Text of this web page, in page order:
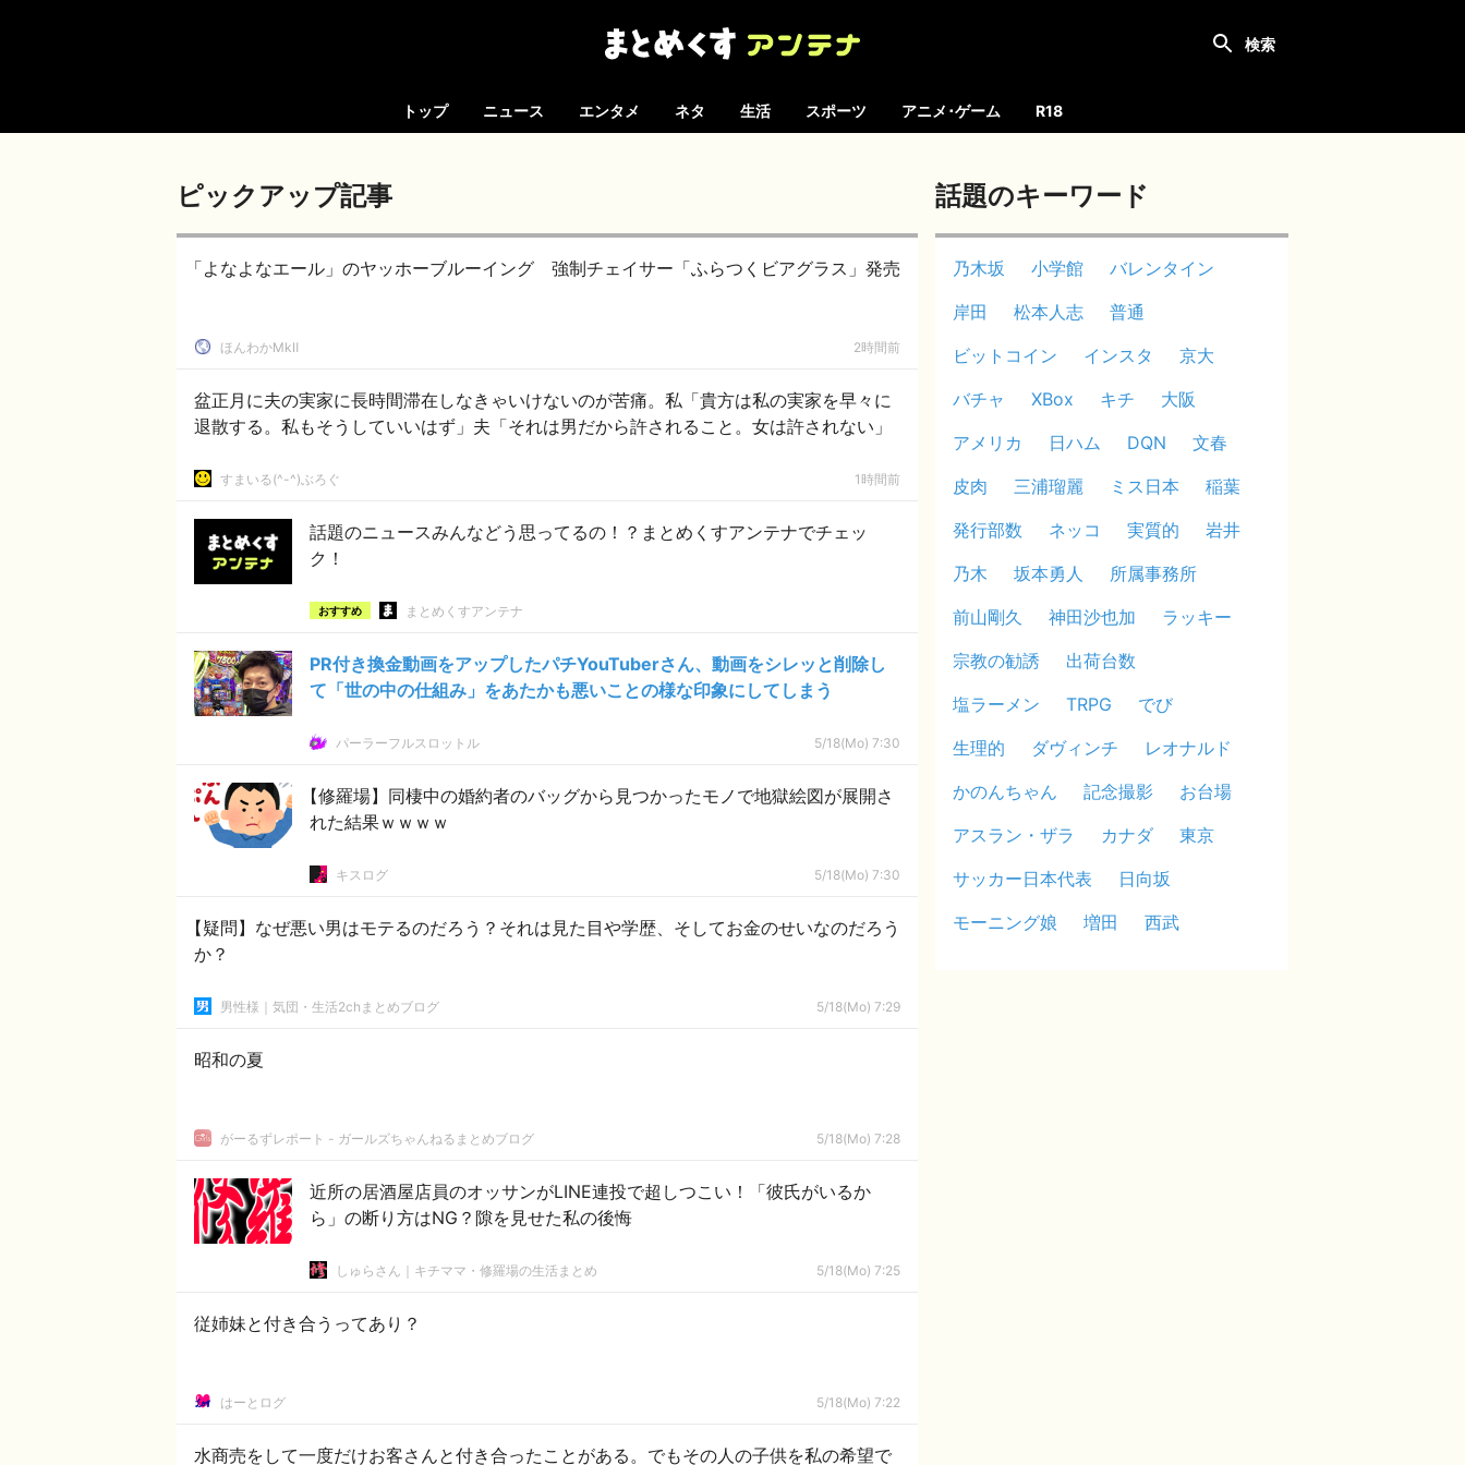
トップ ニュース エンタメ ネタ 生活 スポーツ アニメ･ゲーム R18
ピックアップ記事
「よなよなエール」のヤッホーブルーイング 強制チェイサー「ふらつくビアグラス」発売
ほんわかMkⅡ 2時間前
盆正月に夫の実家に長時間滞在しなきゃいけないのが苦痛。私「貴方は私の実家を早々に
退散する。私もそうしていいはず」夫「それは男だから許されること。女は許されない」
すまいる(^-^)ぶろぐ 1時間前
話題のニュースみんなどう思ってるの！？まとめくすアンテナでチェッ
ク！
おすすめ まとめくすアンテナ
PR付き換金動画をアップしたパチYouTuberさん、動画をシレッと削除し
て「世の中の仕組み」をあたかも悪いことの様な印象にしてしまう
パーラーフルスロットル 5/18(Mo) 7:30
【修羅場】同棲中の婚約者のバッグから見つかったモノで地獄絵図が展開さ
れた結果ｗｗｗｗ
キスログ 5/18(Mo) 7:30
【疑問】なぜ悪い男はモテるのだろう？それは見た目や学歴、そしてお金のせいなのだろう
か？
男性様｜気団・生活2chまとめブログ 5/18(Mo) 7:29
昭和の夏
がーるずレポート - ガールズちゃんねるまとめブログ 5/18(Mo) 7:28
近所の居酒屋店員のオッサンがLINE連投で超しつこい！「彼氏がいるか
ら」の断り方はNG？隙を見せた私の後悔
しゅらさん｜キチママ・修羅場の生活まとめ 5/18(Mo) 7:25
従姉妹と付き合うってあり？
はーとログ 5/18(Mo) 7:22
水商売をして一度だけお客さんと付き合ったことがある。でもその人の子供を私の希望で
話題のキーワード
乃木坂 小学館
バレンタイン
岸田
松本人志
普通
ビットコイン
インスタ
京大
バチャ
XBox キチ
大阪
アメリカ
日ハム DQN
文春
皮肉
三浦瑠麗 ミス日本
稲葉
発行部数
ネッコ 実質的
岩井
乃木
坂本勇人
所属事務所
前山剛久
神田沙也加
ラッキー
宗教の勧誘
出荷台数
塩ラーメン
TRPG
でび
生理的
ダヴィンチ
レオナルド
かのんちゃん
記念撮影
お台場
アスラン・ザラ
カナダ
東京
サッカー日本代表
日向坂
モーニング娘
増田 西武